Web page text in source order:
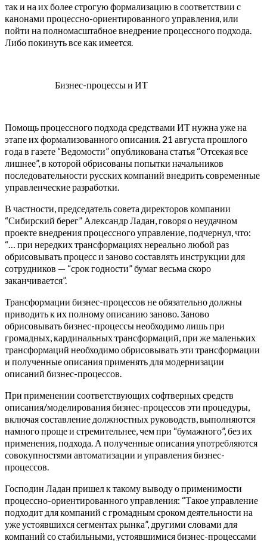
так и на их более строгую формализацию в соответствии с
канонами процессно-ориентированного управления, или
пойти на полномасштабное внедрение процессного подхода.
Либо покинуть все как имеется.
Бизнес-процессы и ИТ
Помощь процессного подхода средствами ИТ нужна уже на
этапе их формализованного описания. 21 августа прошлого
года в газете “Ведомости” опубликована статья “Отсекая все
лишнее”, в которой обрисованы попытки начальников
последовательности русских компаний внедрить современные
управленческие разработки.
В частности, председатель совета директоров компании
“Сибирский берег” Александр Ладан, говоря о неудачном
проекте внедрения процессного управление, подчернул, что:
“… при нередких трансформациях нереально любой раз
обрисовывать процесс и заново составлять инструкции для
сотрудников — “срок годности” бумаг весьма скоро
заканчивается”.
Трансформации бизнес-процессов не обязательно должны
приводить к их полному описанию заново. Заново
обрисовывать бизнес-процессы необходимо лишь при
громадных, кардинальных трансформаций, при же маленьких
трансформаций необходимо обрисовывать эти трансформации
и полученные описания применять для модернизации
описаний бизнес-процессов.
При применении соответствующих софтверных средств
описания/моделирования бизнес-процессов эти процедуры,
включая составление должностных руководств, выполняются
намного проще и стремительнее, чем при “бумажного”, без их
применения, подхода. А полученные описания употребляются
совокупностями автоматизации и управления бизнес-
процессов.
Господин Ладан пришел к такому выводу о применимости
процессно-ориентированного управления: “Такое управление
подходит для компаний с громадным сроком деятельности на
уже устоявшихся сегментах рынка”, другими словами для
компаний со стабильными, устоявшимися бизнес-процессами